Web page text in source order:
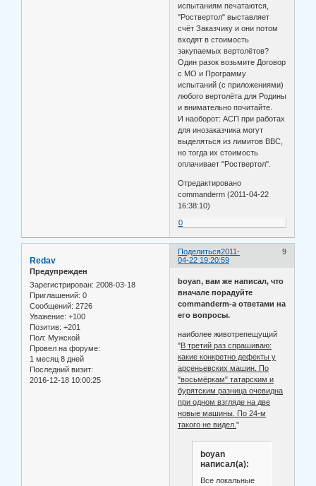
испытаниям печатаются,
"Роствертол" выставляет
счёт Заказчику и они потом
входят в стоимость
закупаемых вертолётов?
Один разок возьмите Договор
с МО и Программу
испытаний (с приложениями)
любого вертолёта для Родины
и внимательно почитайте.
И наоборот: АСП при работах
для инозаказчика могут
выделяться из лимитов ВВС,
но тогда их стоимость
оплачивает "Роствертол".
Отредактировано
commanderm (2011-04-22
16:38:10)
0
Поделиться 9
2011-
04-22 19:20:59
Redav
Предупрежден
Зарегистрирован: 2008-03-18
Приглашений: 0
Сообщений: 2726
Уважение: +100
Позитив: +201
Пол: Мужской
Провел на форуме:
1 месяц 8 дней
Последний визит:
2016-12-18 10:00:25
boyan, вам же написал, что
вначале порадуйте
commanderm-а ответами на
его вопросы.
наиболее животрепещущий
"В третий раз спрашиваю:
какие конкретно дефекты у
арсеньевских машин. По
"восьмёркам" татарским и
бурятским разница очевидна
при одном взгляде на две
новые машины. По 24-м
такого не видел."
boyan
написал(а):
Все локальные